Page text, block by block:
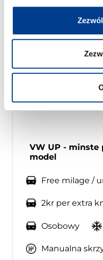
VW UP - minste
model
Free milage /
2kr per extra
Osobowy
Manualna